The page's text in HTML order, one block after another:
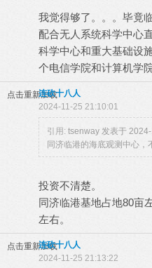
我觉得够了。。。毕竟
配合无人系统科学中心
科学中心和重大基础设
个电信学院和计算机学
点击重新加载连砍十八人
2024-11-25 21:10:01
引用: tsenway 发表于
同济临港的海底观测中心，
投资不清楚。
同济临港基地占地80亩
左右。
点击重新加载连砍十八人
2024-11-25 21:13:22